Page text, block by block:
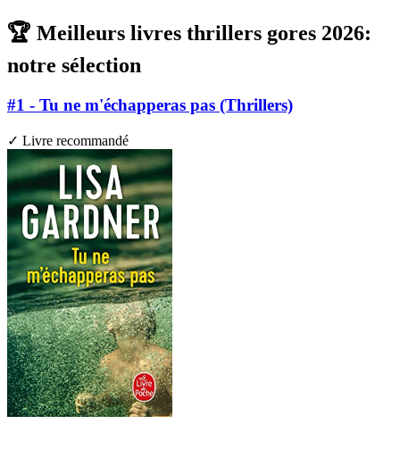
🏆 Meilleurs livres thrillers gores 2026:
notre sélection
#1 - Tu ne m'échapperas pas (Thrillers)
✓ Livre recommandé